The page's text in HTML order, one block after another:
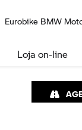
Loja on-line